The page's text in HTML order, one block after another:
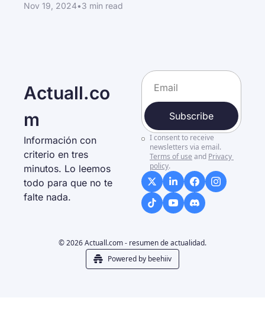
Nov 19, 2024•3 min read
Actuall.co
m
Información con
criterio en tres
minutos. Lo leemos
todo para que no te
falte nada.
Subscribe
I consent to receive
newsletters via email.
Terms of use and Privacy
policy.
© 2026 Actuall.com - resumen de actualidad.
Powered by beehiiv